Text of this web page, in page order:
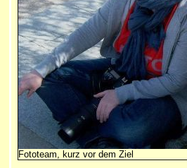
Fototeam, kurz vor dem Ziel